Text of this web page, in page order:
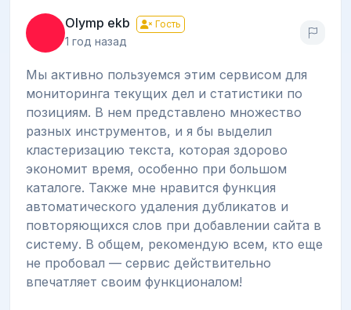
Olymp ekb Гость
1 год назад
Мы активно пользуемся этим сервисом для
мониторинга текущих дел и статистики по
позициям. В нем представлено множество
разных инструментов, и я бы выделил
кластеризацию текста, которая здорово
экономит время, особенно при большом
каталоге. Также мне нравится функция
автоматического удаления дубликатов и
повторяющихся слов при добавлении сайта в
систему. В общем, рекомендую всем, кто еще
не пробовал — сервис действительно
впечатляет своим функционалом!